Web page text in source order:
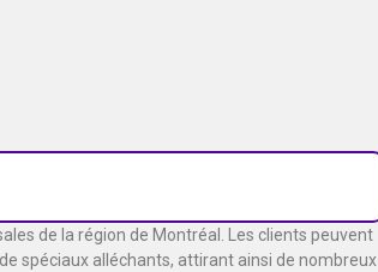
de la région de Montréal. Les clients peuvent
spéciaux alléchants, attirant ainsi de nombreux